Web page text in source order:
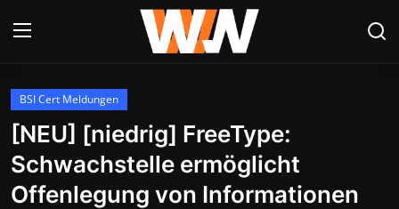
Anmelden
Datenschutzerklärung
Contact
BSI Cert Meldungen
[NEU] [niedrig] FreeType:
Schwachstelle ermöglicht
Offenlegung von Informationen